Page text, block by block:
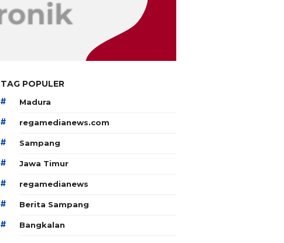
TAG POPULER
# Madura
# regamedianews.com
# Sampang
# Jawa Timur
# regamedianews
# Berita Sampang
# Bangkalan